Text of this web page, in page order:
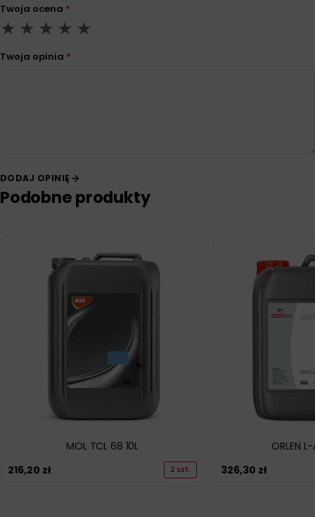
Twoja ocena *
Twoja opinia *
DODAJ OPINIĘ
Podobne produkty
MOL TCL 68 10L
216,20 zł 2 szt.
ORLEN
326,30 zł